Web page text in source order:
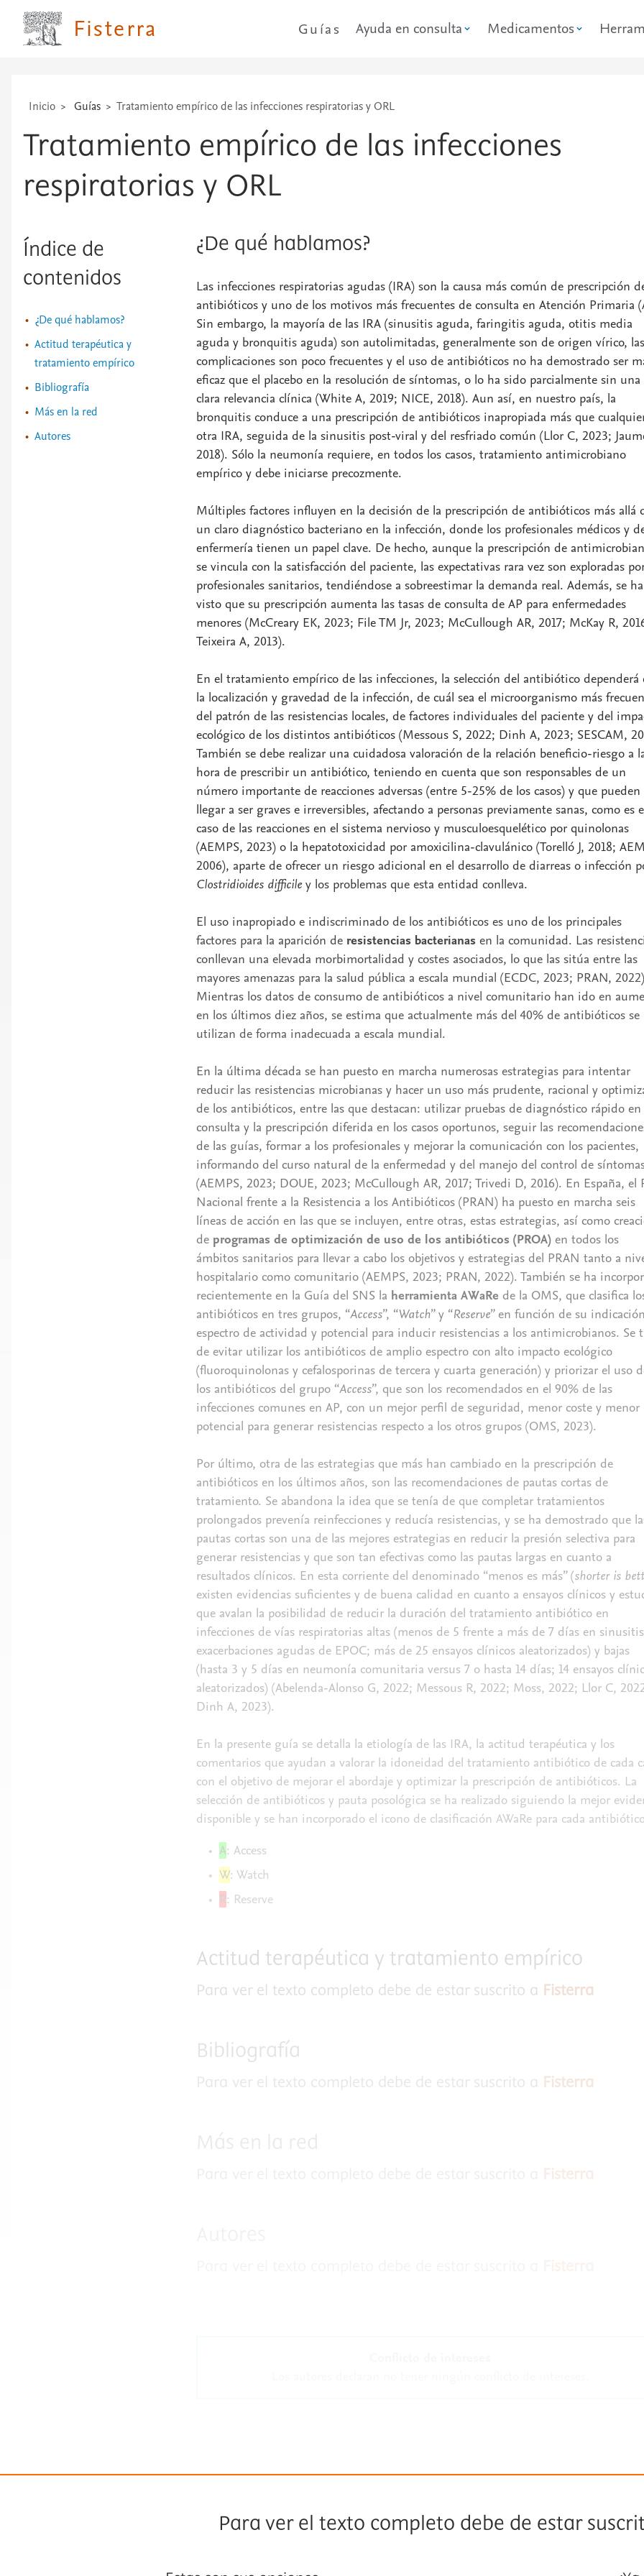
Fisterra Guías Ayuda en consulta Medicamentos
Inicio Guías Tratamiento empírico de las infecciones respiratorias y ORL
Tratamiento empírico de las infecciones
respiratorias y ORL
Índice de
contenidos
¿De qué hablamos?
Actitud terapéutica y
tratamiento empírico
Bibliografía
Más en la red
Autores
¿De qué hablamos?
Las infecciones respiratorias agudas (IRA) son la causa más común de prescripción
antibióticos y uno de los motivos más frecuentes de consulta en Atención Primaria
Sin embargo, la mayoría de las IRA (sinusitis aguda, faringitis aguda, otitis media
aguda y bronquitis aguda) son autolimitadas, generalmente son de origen vírico, las
complicaciones son poco frecuentes y el uso de antibióticos no ha demostrado ser
eficaz que el placebo en la resolución de síntomas, o lo ha sido parcialmente sin una
clara relevancia clínica (White A, 2019; NICE, 2018). Aun así, en nuestro país, la
bronquitis conduce a una prescripción de antibióticos inapropiada más que
otra IRA, seguida de la sinusitis post-viral y del resfriado común (Llor C, 2023;
2018). Sólo la neumonía requiere, en todos los casos, tratamiento antimicrobiano
empírico y debe iniciarse precozmente.
Múltiples factores influyen en la decisión de la prescripción de antibióticos más allá
un claro diagnóstico bacteriano en la infección, donde los profesionales médicos y
enfermería tienen un papel clave. De hecho, aunque la prescripción de
se vincula con la satisfacción del paciente, las expectativas rara vez son exploradas
profesionales sanitarios, tendiéndose a sobreestimar la demanda real. Además, se ha
visto que su prescripción aumenta las tasas de consulta de AP para enfermedades
menores (McCreary EK, 2023; File TM Jr, 2023; McCullough AR, 2017; McKay R,
Teixeira A, 2013).
En el tratamiento empírico de las infecciones, la selección del antibiótico dependerá
la localización y gravedad de la infección, de cuál sea el microorganismo más
del patrón de las resistencias locales, de factores individuales del paciente y del
ecológico de los distintos antibióticos (Messous S, 2022; Dinh A, 2023; SESCAM,
También se debe realizar una cuidadosa valoración de la relación beneficio-riesgo a
hora de prescribir un antibiótico, teniendo en cuenta que son responsables de un
número importante de reacciones adversas (entre 5-25% de los casos) y que pueden
llegar a ser graves e irreversibles, afectando a personas previamente sanas, como es
caso de las reacciones en el sistema nervioso y musculoesquelético por quinolonas
(AEMPS, 2023) o la hepatotoxicidad por amoxicilina-clavulánico (Torelló J, 2018;
2006), aparte de ofrecer un riesgo adicional en el desarrollo de diarreas o infección
Clostridioides difficile y los problemas que esta entidad conlleva.
El uso inapropiado e indiscriminado de los antibióticos es uno de los principales
factores para la aparición de resistencias bacterianas en la comunidad. Las
conllevan una elevada morbimortalidad y costes asociados, lo que las sitúa entre las
mayores amenazas para la salud pública a escala mundial (ECDC, 2023; PRAN,
Mientras los datos de consumo de antibióticos a nivel comunitario han ido en
en los últimos diez años, se estima que actualmente más del 40% de antibióticos se
utilizan de forma inadecuada a escala mundial.
En la última década se han puesto en marcha numerosas estrategias para intentar
reducir las resistencias microbianas y hacer un uso más prudente, racional y
de los antibióticos, entre las que destacan: utilizar pruebas de diagnóstico rápido en
consulta y la prescripción diferida en los casos oportunos, seguir las
de las guías, formar a los profesionales y mejorar la comunicación con los pacientes,
informando del curso natural de la enfermedad y del manejo del control de
(AEMPS, 2023; DOUE, 2023; McCullough AR, 2017; Trivedi D, 2016). En España, el
Nacional frente a la Resistencia a los Antibióticos (PRAN) ha puesto en marcha seis
líneas de acción en las que se incluyen, entre otras, estas estrategias, así como
de programas de optimización de uso de los antibióticos (PROA) en todos los
ámbitos sanitarios para llevar a cabo los objetivos y estrategias del PRAN tanto a
hospitalario como comunitario (AEMPS, 2023; PRAN, 2022). También se ha
recientemente en la Guía del SNS la herramienta AWaRe de la OMS, que clasifica
antibióticos en tres grupos, “Access”, “Watch” y “Reserve” en función de su
espectro de actividad y potencial para inducir resistencias a los antimicrobianos. Se
de evitar utilizar los antibióticos de amplio espectro con alto impacto ecológico
(fluoroquinolonas y cefalosporinas de tercera y cuarta generación) y priorizar el uso
los antibióticos del grupo “Access”, que son los recomendados en el 90% de las
infecciones comunes en AP, con un mejor perfil de seguridad, menor coste y menor
potencial para generar resistencias respecto a los otros grupos (OMS, 2023).
Por último, otra de las estrategias que más han cambiado en la prescripción de
antibióticos en los últimos años, son las recomendaciones de pautas cortas de
tratamiento. Se abandona la idea que se tenía de que completar tratamientos
prolongados prevenía reinfecciones y reducía resistencias, y se ha demostrado que
pautas cortas son una de las mejores estrategias en reducir la presión selectiva para
generar resistencias y que son tan efectivas como las pautas largas en cuanto a
resultados clínicos. En esta corriente del denominado “menos es más” (shorter is
existen evidencias suficientes y de buena calidad en cuanto a ensayos clínicos y
que avalan la posibilidad de reducir la duración del tratamiento antibiótico en
infecciones de vías respiratorias altas (menos de 5 frente a más de 7 días en
exacerbaciones agudas de EPOC; más de 25 ensayos clínicos aleatorizados) y bajas
(hasta 3 y 5 días en neumonía comunitaria versus 7 o hasta 14 días; 14 ensayos
aleatorizados) (Abelenda-Alonso G, 2022; Messous R, 2022; Moss, 2022; Llor C,
Dinh A, 2023).
En la presente guía se detalla la etiología de las IRA, la actitud terapéutica y los
comentarios que ayudan a valorar la idoneidad del tratamiento antibiótico de cada
con el objetivo de mejorar el abordaje y optimizar la prescripción de antibióticos. La
selección de antibióticos y pauta posológica se ha realizado siguiendo la mejor
disponible y se han incorporado el icono de clasificación AWaRe para cada
A: Access
W: Watch
R: Reserve
Actitud terapéutica y tratamiento empírico
Para ver el texto completo debe de estar suscrito a Fisterra
Bibliografía
Para ver el texto completo debe de estar suscrito a Fisterra
Fisterra
Para ver el texto completo debe de estar